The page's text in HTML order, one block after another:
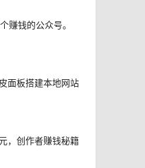
赚钱的公众号。
面板搭建本地网站
，创作者赚钱秘籍